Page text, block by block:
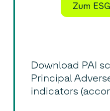
Zum
Download PAI
Principal
indicators